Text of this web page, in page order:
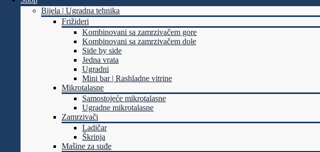
Bijela | Ugradna tehnika
Frižideri
Kombinovani sa zamrzivačem gore
Kombinovani sa zamrzivačem dole
Side by side
Jedna vrata
Ugradni
Mini bar | Rashladne vitrine
Mikrotalasne
Samostojeće mikrotalasne
Ugradne mikrotalasne
Zamrzivači
Ladičar
Škrinja
Mašine za suđe